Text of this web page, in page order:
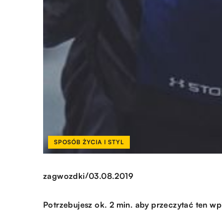
SPOSÓB ŻYCIA I STYL
zagwozdki/03.08.2019
Potrzebujesz ok. 2 min. aby przeczytać ten